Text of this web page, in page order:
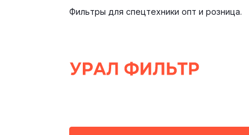
Фильтры для спецтехники опт и розница.